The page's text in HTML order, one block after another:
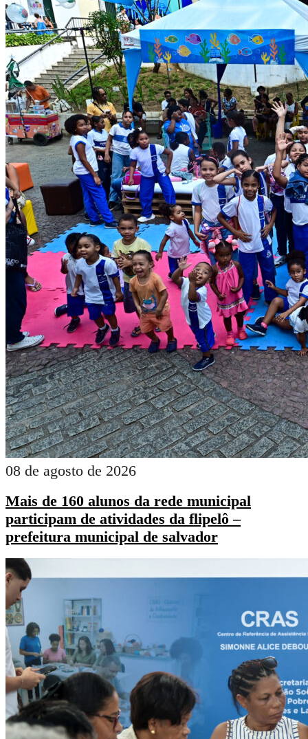
08 de agosto de 2026
Mais de 160 alunos da rede municipal
participam de atividades da flipelô –
prefeitura municipal de salvador